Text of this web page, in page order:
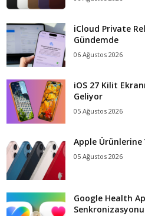
iCloud Private
Gündemde
06 Ağustos 2026
iOS 27 Kilit
Geliyor
05 Ağustos 2026
Apple Ürünlerine
05 Ağustos 2026
Google Health